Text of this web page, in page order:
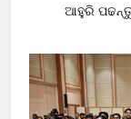
ଆହୁରି